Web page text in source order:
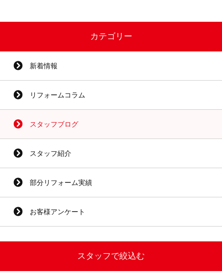
カテゴリー
新着情報
リフォームコラム
スタッフブログ
スタッフ紹介
部分リフォーム実績
お客様アンケート
スタッフで絞込む